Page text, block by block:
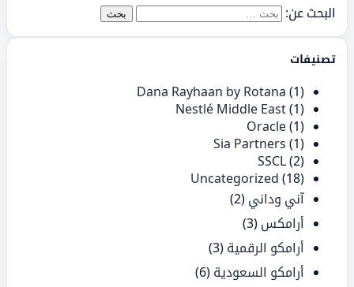
البحث عن:
تصنيفات
Dana Rayhaan by Rotana (1)
Nestlé Middle East(1)
Oracle(1)
Sia Partners (1)
SSCL(2)
Uncategorized (18)
آني وداني (2)
أرامكس (3)
أرامكو الرقمية (3)
أرامكو السعودية (6)